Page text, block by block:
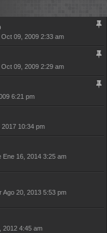
Oct 09, 2009 2:33 am
Oct 09, 2009 2:29 am
6:21 pm
2017 10:34 pm
Ene 16, 2014 3:25 am
Ago 20, 2013 5:53 pm
2012 4:45 am